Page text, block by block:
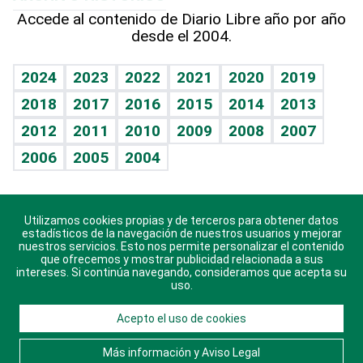
Hablando con el pediatra
Vida y familia
Eñe
Celebrando la vida
Sin complejos
En pocas palabras
Escuchando al corazón
Economía Personal
TBT Deportivo
Más firmas
Hecho en casa
Guía del dinero
Cumpleaños
Horóscopos
Crucigramas
Accede al contenido de Diario Libre año por año
desde el 2004.
2024 2023 2022 2021 2020
2019
2018
2017 2016 2015 2014
2013
2012
2011 2010 2009 2008
2007
2006
2005 2004
Descarga nuestras aplicaciones para Android, iOS y
sistema Huawei.
© 2021 Diario Libre, todos los derechos reservados.
Consulta elAviso Legal. Ponte en Contacto
Utilizamos cookies propias y de terceros para obtener datos
estadísticos de la navegación de nuestros usuarios y mejorar
nuestros servicios. Esto nos permite personalizar el contenido
que ofrecemos y mostrar publicidad relacionada a sus
intereses. Si continúa navegando, consideramos que acepta su
uso.
Acepto el uso de cookies
Más información y Aviso Legal